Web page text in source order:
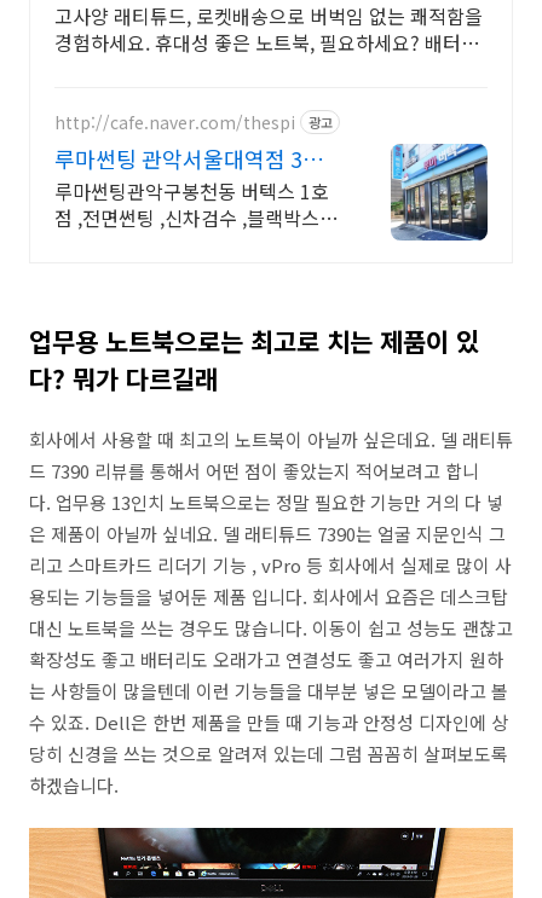
고사양 래티튜드, 로켓배송으로 버벅임 없는 쾌적함을
경험하세요. 휴대성 좋은 노트북, 필요하세요? 배터리
http://cafe.naver.com/thespi 광고
루마썬팅 관악서울대역점 3m
크리스탈라인인증점
루마썬팅관악구봉천동 버텍스 1호
점 ,전면썬팅 ,신차검수 ,블랙박스 ,
업무용 노트북으로는 최고로 치는 제품이 있
다? 뭐가 다르길래
회사에서 사용할 때 최고의 노트북이 아닐까 싶은데요. 델 래티튜
드 7390 리뷰를 통해서 어떤 점이 좋았는지 적어보려고 합니
다. 업무용 13인치 노트북으로는 정말 필요한 기능만 거의 다 넣
은 제품이 아닐까 싶네요. 델 래티튜드 7390는 얼굴 지문인식 그
리고 스마트카드 리더기 기능 , vPro 등 회사에서 실제로 많이 사
용되는 기능들을 넣어둔 제품 입니다. 회사에서 요즘은 데스크탑
대신 노트북을 쓰는 경우도 많습니다. 이동이 쉽고 성능도 괜찮고
확장성도 좋고 배터리도 오래가고 연결성도 좋고 여러가지 원하
는 사항들이 많을텐데 이런 기능들을 대부분 넣은 모델이라고 볼
수 있죠. Dell은 한번 제품을 만들 때 기능과 안정성 디자인에 상
당히 신경을 쓰는 것으로 알려져 있는데 그럼 꼼꼼히 살펴보도록
하겠습니다.